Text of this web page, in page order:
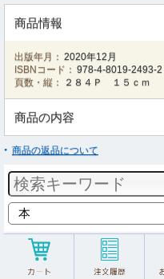
商品情報
出版年月： 2020年12月
ISBNコード： 978-4-8019-2493-2
頁数・縦：
２８４Ｐ １５ｃｍ
商品の内容
商品の返品について